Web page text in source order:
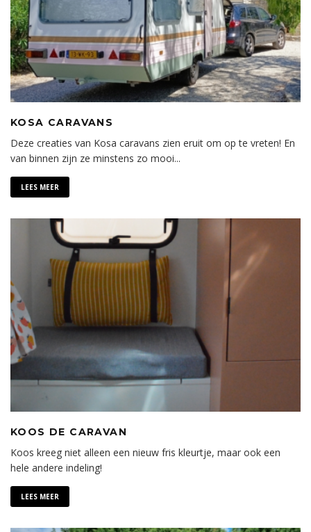
KOSA CARAVANS
Deze creaties van Kosa caravans zien eruit om op te vreten! En
van binnen zijn ze minstens zo mooi...
LEES MEER
KOOS DE CARAVAN
Koos kreeg niet alleen een nieuw fris kleurtje, maar ook een
hele andere indeling!
LEES MEER